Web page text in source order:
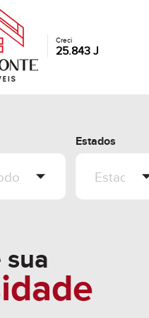
Creci
25.843 J
Estados